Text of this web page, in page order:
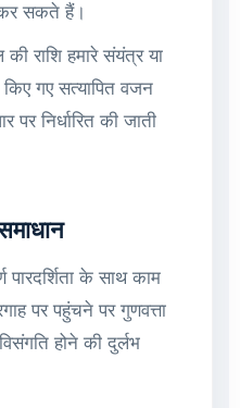
सकते हैं।
की राशि हमारे संयंत्र या
किए गए सत्यापित वजन
निर्धारित की जाती
पारदर्शिता के साथ काम
पर पहुंचने पर गुणवत्ता
होने की दुर्लभ